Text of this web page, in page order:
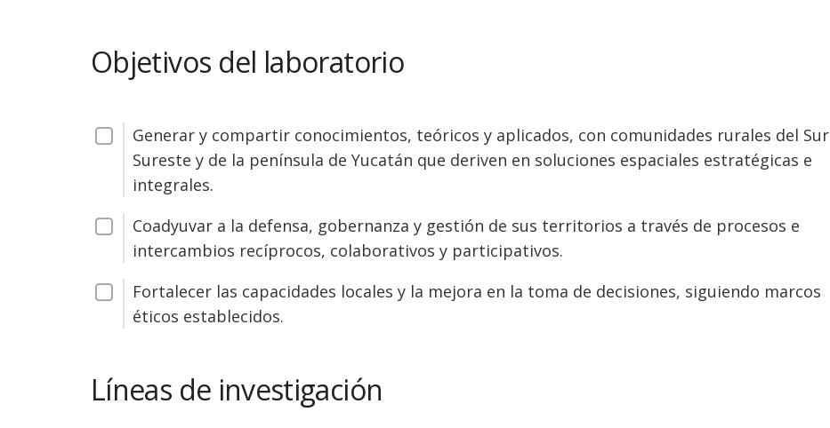
Objetivos del laboratorio
Generar y compartir conocimientos, teóricos y aplicados, con comunidades rurales del Sur
Sureste y de la península de Yucatán que deriven en soluciones espaciales estratégicas e
integrales.
Coadyuvar a la defensa, gobernanza y gestión de sus territorios a través de procesos e
intercambios recíprocos, colaborativos y participativos.
Fortalecer las capacidades locales y la mejora en la toma de decisiones, siguiendo marcos
éticos establecidos.
Líneas de investigación